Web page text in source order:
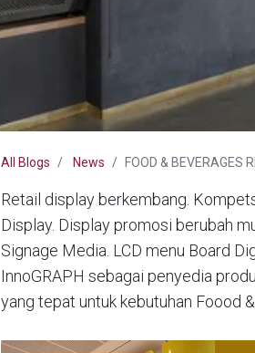
All Blogs News FOOD & BEVERAGES
Retail display berkembang.
Display. Display promosi berubah
Signage Media. LCD menu Board
InnoGRAPH sebagai penyedia
yang tepat untuk kebutuhan Foood